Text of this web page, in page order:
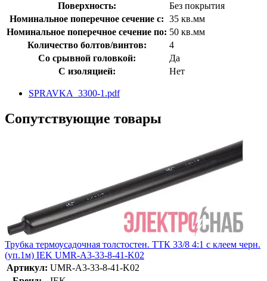
Поверхность:
Без покрытия
Номинальное поперечное сечение с: 35 кв.мм
Номинальное поперечное сечение по: 50 кв.мм
Количество болтов/винтов:
4
Со срывной головкой:
Да
С изоляцией:
Нет
SPRAVKA_3300-1.pdf
Сопутствующие товары
Трубка термоусадочная толстостен. ТТК 33/8 4:1 с клеем черн.
(уп.1м) IEK UMR-A3-33-8-41-K02
Артикул: UMR-A3-33-8-41-K02